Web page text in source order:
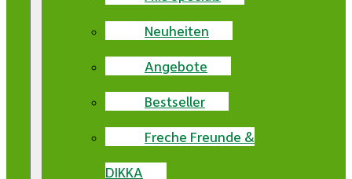
Neuheiten
Angebote
Bestseller
Freche Freunde &
DIKKA